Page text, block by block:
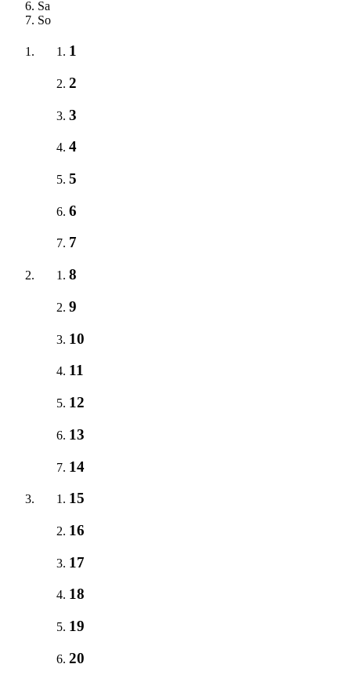
Sa
So
1
2
3
4
5
6
7
8
9
10
11
12
13
14
15
16
17
18
19
20